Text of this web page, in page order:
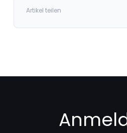
Artikel teilen